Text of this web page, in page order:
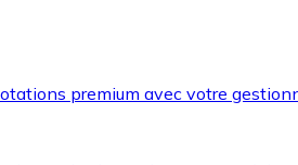
premium avec votre